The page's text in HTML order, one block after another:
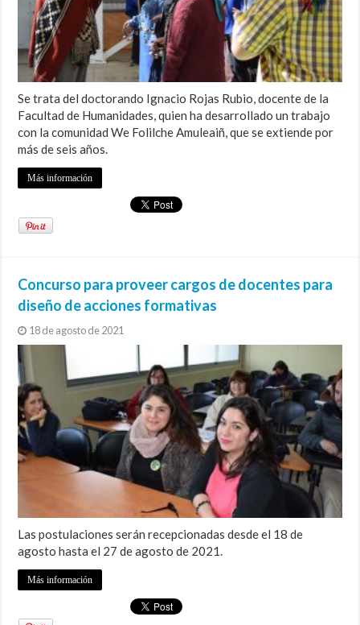
Se trata del doctorando Ignacio Rojas Rubio, docente de la
Facultad de Humanidades, quien ha desarrollado un trabajo
con la comunidad We Folilche Amuleaiñ, que se extiende por
más de seis años.
Más información
Concurso para proveer cargos de docentes para
diseño de acciones formativas
18 de agosto de 2021
Las postulaciones serán recepcionadas desde el 18 de
agosto hasta el 27 de agosto de 2021.
Más información